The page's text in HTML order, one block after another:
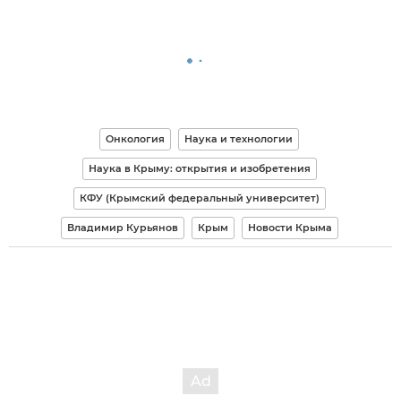
Онкология Наука и технологии
Наука в Крыму: открытия и изобретения
КФУ (Крымский федеральный университет)
Владимир Курьянов Крым Новости Крыма